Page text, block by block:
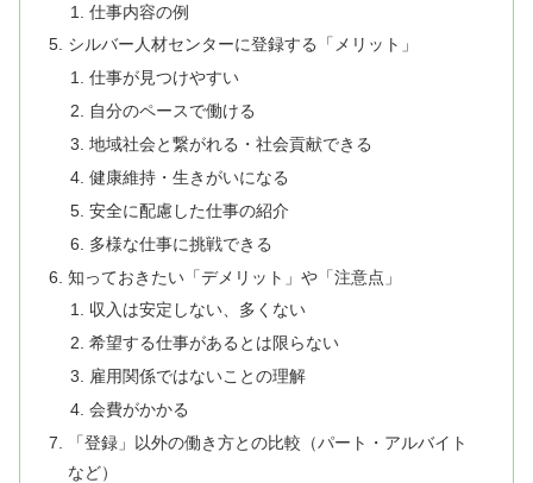
仕事内容の例
シルバー人材センターに登録する「メリット」
仕事が見つけやすい
自分のペースで働ける
地域社会と繋がれる・社会貢献できる
健康維持・生きがいになる
安全に配慮した仕事の紹介
多様な仕事に挑戦できる
知っておきたい「デメリット」や「注意点」
収入は安定しない、多くない
希望する仕事があるとは限らない
雇用関係ではないことの理解
会費がかかる
「登録」以外の働き方との比較（パート・アルバイト
など）